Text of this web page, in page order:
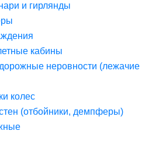
и гирлянды
кабины
неровности (лежачие
колес
(отбойники, демпферы)